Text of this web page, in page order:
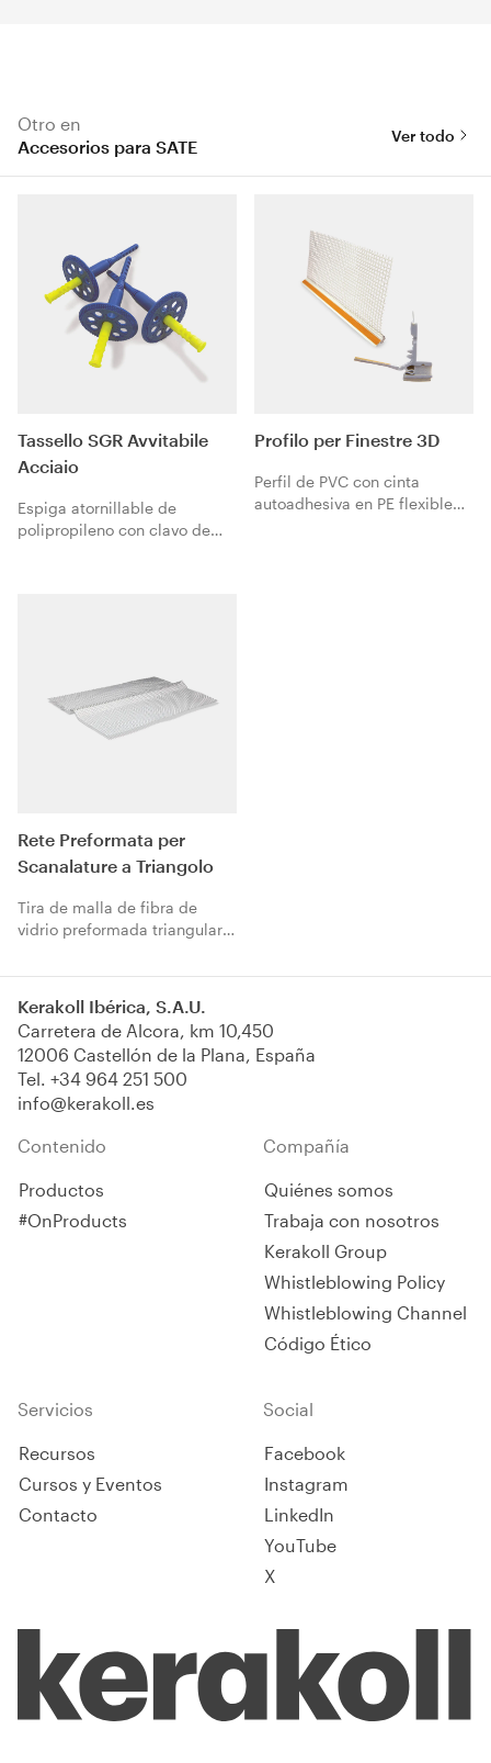
Otro en
Accesorios para SATE
Ver todo
Tassello SGR Avvitabile
Acciaio
Espiga atornillable de
polipropileno con clavo de
Profilo per Finestre 3D
Perfil de PVC con cinta
autoadhesiva en PE flexible
Rete Preformata per
Scanalature a Triangolo
Tira de malla de fibra de
vidrio preformada triangular
de las láminas aislantes para
de la capa de alisado armada
y para aumentar la resistencia
mecánica del sistema.
Kerakoll Ibérica, S.A.U.
Carretera de Alcora, km 10,450
12006 Castellón de la Plana, España
Tel. +34 964 251 500
info@kerakoll.es
Contenido
Productos
#OnProducts
Compañía
Quiénes somos
Trabaja con nosotros
Kerakoll Group
Whistleblowing Policy
Whistleblowing Channel
Código Ético
Servicios
Recursos
Cursos y Eventos
Contacto
Social
Facebook
Instagram
LinkedIn
YouTube
X